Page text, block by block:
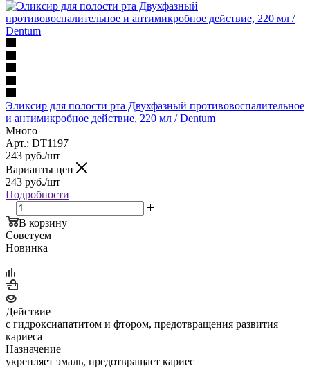
Эликсир для полости рта Двухфазный противовоспалительное
и антимикробное действие, 220 мл / Dentum
Много
Арт.: DT1197
243 руб./шт
Варианты цен
243 руб./шт
Подробности
В корзину
Советуем
Новинка
Действие
с гидроксиапатитом и фтором, предотвращения развития
кариеса
Назначение
укрепляет эмаль, предотвращает кариес